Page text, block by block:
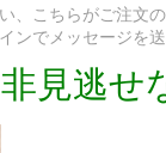
、こちらがご注文
ンでメッセージを
見逃せ